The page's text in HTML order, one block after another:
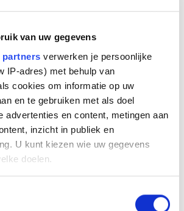
van uw gegevens
partners verwerken je persoonlijke
IP-adres) met behulp van
cookies om informatie op uw
en te gebruiken met als doel
advertenties en content, metingen aan
inzicht in publiek en
U kunt kiezen wie uw gegevens
doelen.
over uw geografische
koppelbaar met maximaal
onmiddellijk alarm. Dankzij de
rook snel en betrouwbaar
een krachtig alarmsignaal van
iedereen in het gebouw te
aan de EN 14604 veiligheidsnorm
GHz frequentie voor een stabiele
de gekoppelde melders. De
is eenvoudig met de bijgeleverde